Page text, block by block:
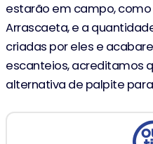
estarão em campo, como
Arrascaeta, e a
criadas por eles e
escanteios, acreditamos
alternativa de palpite